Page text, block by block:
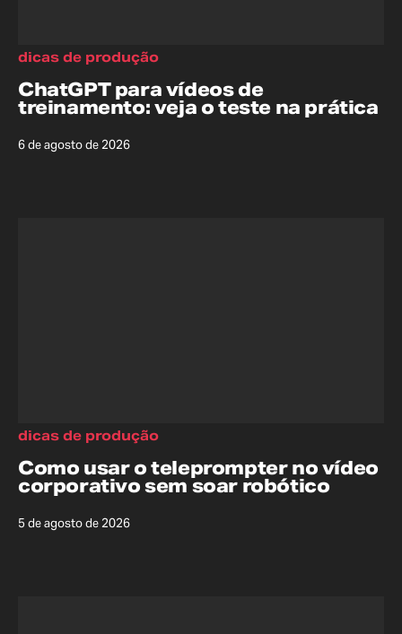
ChatGPT para vídeos de
treinamento: veja o teste na prática
6 de agosto de 2026
dicas de produção
Como usar o teleprompter no vídeo
corporativo sem soar robótico
5 de agosto de 2026
dicas de produção